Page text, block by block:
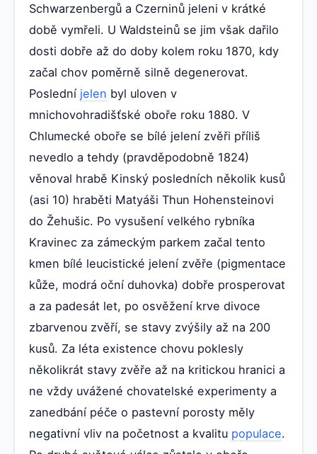
Schwarzenbergů a Czerninů jeleni v krátké
době vymřeli. U Waldsteinů se jim však dařilo
dosti dobře až do doby kolem roku 1870, kdy
začal chov poměrně silně degenerovat.
Poslední jelen byl uloven v
mnichovohradišťské oboře roku 1880. V
Chlumecké oboře se bílé jelení zvěři příliš
nevedlo a tehdy (pravděpodobně 1824)
věnoval hrabě Kinský posledních několik kusů
(asi 10) hraběti Matyáši Thun Hohensteinovi
do Žehušic. Po vysušení velkého rybníka
Kravinec za zámeckým parkem začal tento
kmen bílé leucistické jelení zvěře (pigmentace
kůže, modrá oční duhovka) dobře prosperovat
a za padesát let, po osvěžení krve divoce
zbarvenou zvěří, se stavy zvýšily až na 200
kusů. Za léta existence chovu poklesly
několikrát stavy zvěře až na kritickou hranici a
ne vždy uvážené chovatelské experimenty a
zanedbání péče o pastevní porosty měly
negativní vliv na početnost a kvalitu populace.